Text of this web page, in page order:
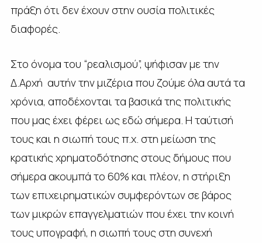
πράξη ότι δεν έχουν στην ουσία πολιτικές
διαφορές.
Στο όνομα του “ρεαλισμού”, ψήφισαν με την
Δ.Αρχή αυτήν την μιζέρια που ζούμε όλα αυτά τα
χρόνια, αποδέχονται τα βασικά της πολιτικής
που μας έχει φέρει ως εδώ σήμερα. Η ταύτισή
τους και η σιωπή τους π.χ. στη μείωση της
κρατικής χρηματοδότησης στους δήμους που
σήμερα ακουμπά το 60% και πλέον, η στήριξη
των επιχειρηματικών συμφερόντων σε βάρος
των μικρών επαγγελματιών που έχει την κοινή
τους υπογραφή, η σιωπή τους στη συνεχή